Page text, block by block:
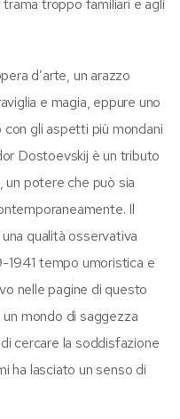
troppo familiari e agli
d’arte, un arazzo
e magia, eppure uno
gli aspetti più mondani
Dostoevskij è un tributo
potere che può sia
Il
qualità osservativa
1941 tempo umoristica e
nelle pagine di questo
mondo di saggezza
cercare la soddisfazione
ha lasciato un senso di